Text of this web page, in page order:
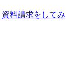
資料請求をしてみ